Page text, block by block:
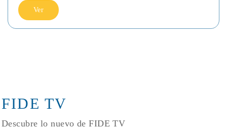
Ver
FIDE TV
Descubre lo nuevo de FIDE TV